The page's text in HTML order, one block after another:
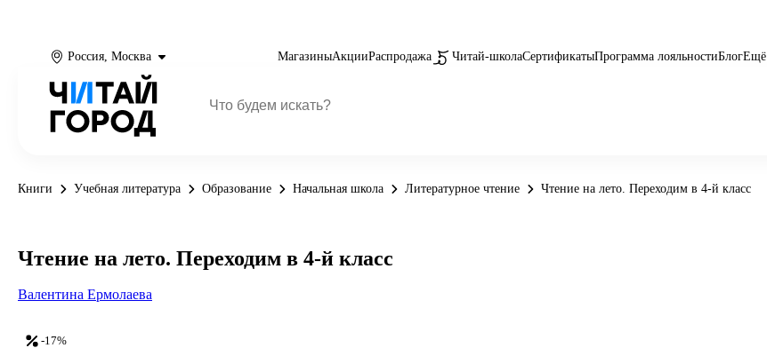
Россия, Москва МагазиныАкцииРаспродажа Читай-школаСертификатыПрограмма лояльностиБлогЕщё
Книги Учебная литература Образование Начальная школа Литературное чтение Чтение на лето. Переходим в 4-й класс
-17%
Чтение на лето. Переходим в 4-й класс
Валентина Ермолаева